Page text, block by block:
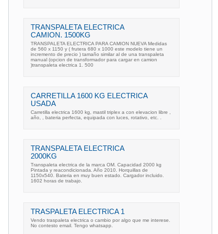
TRANSPALETA ELECTRICA
CAMION. 1500KG
TRANSPALETA ELECTRICA PARA CAMION NUEVA Medidas
de 560 x 1150 y ( frutera 680 x 1000 este modelo tiene un
incremento de precio ) tamaño similar al de una transpaleta
manual (opcion de transformador para cargar en camion
)transpaleta electrica 1. 500
CARRETILLA 1600 KG ELECTRICA
USADA
Carretilla electrica 1600 kg, mastil triplex a con elevacion libre ,
año, , bateria perfecta, equipada con luces, rotativo, etc. .
TRANSPALETA ELECTRICA
2000KG
Transpaleta electrica de la marca OM. Capacidad 2000 kg
Pintada y reacondicionada. Año 2010. Horquillas de
1150x540. Bateria en muy buen estado. Cargador incluido.
1602 horas de trabajo.
TRASPALETA ELECTRICA 1
Vendo traspaleta electrica o cambio por algo que me interese.
No contesto email. Tengo whatsapp.